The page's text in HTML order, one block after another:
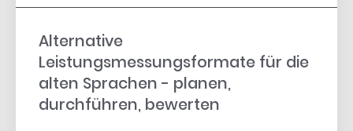
Alternative
Leistungsmessungsformate für die
alten Sprachen - planen,
durchführen, bewerten